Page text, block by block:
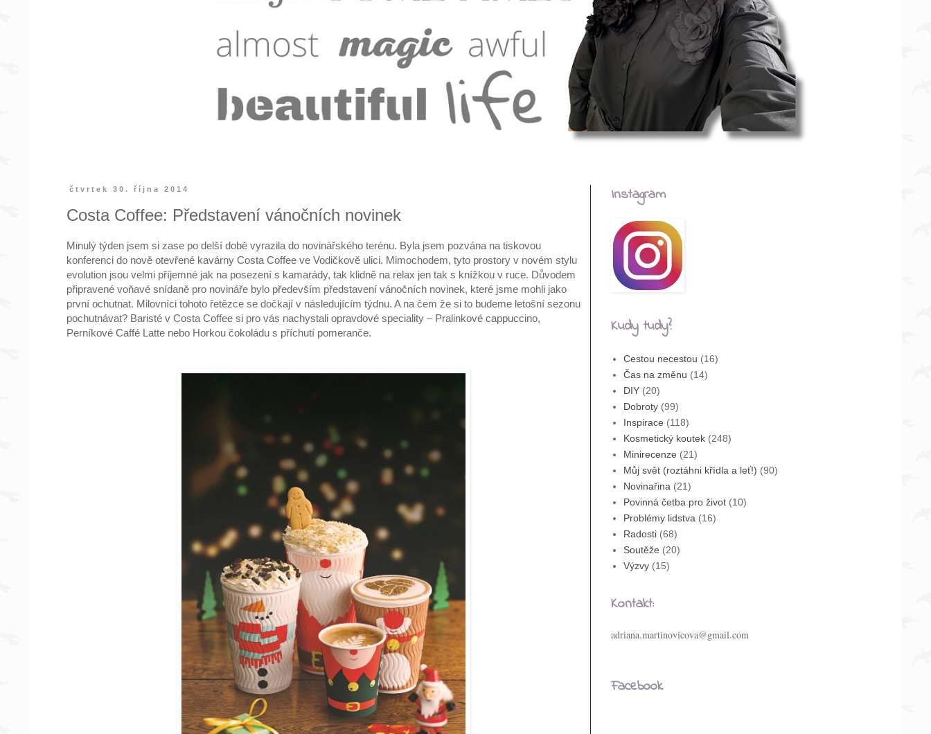
čtvrtek 30. října 2014
Costa Coffee: Představení vánočních novinek
Minulý týden jsem si zase po delší době vyrazila do novinářského terénu. Byla jsem pozvána na tiskovou
konferenci do nově otevřené kavárny Costa Coffee ve Vodičkově ulici. Mimochodem, tyto prostory v novém stylu
evolution jsou velmi příjemné jak na posezení s kamarády, tak klidně na relax jen tak s knížkou v ruce. Důvodem
připravené voňavé snídaně pro novináře bylo především představení vánočních novinek, které jsme mohli jako
první ochutnat. Milovníci tohoto řetězce se dočkají v následujícím týdnu. A na čem že si to budeme letošní sezonu
pochutnávat? Baristé v Costa Coffee si pro vás nachystali opravdové speciality – Pralinkové cappuccino,
Perníkové Caffé Latte nebo Horkou čokoládu s příchutí pomeranče.
Instagram
Kudy tudy?
Cestou necestou (16)
Čas na změnu (14)
DIY (20)
Dobroty (99)
Inspirace (118)
Kosmetický koutek (248)
Minirecenze (21)
Můj svět (roztáhni křídla a leť!) (90)
Novinařina (21)
Povinná četba pro život (10)
Problémy lidstva (16)
Radosti (68)
Soutěže (20)
Výzvy (15)
Kontakt:
adriana.martinovicova@gmail.com
Facebook